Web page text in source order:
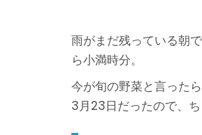
雨がまだ残っている朝
ら小満時分。
今が旬の野菜と言った
3月23日だったので、ち